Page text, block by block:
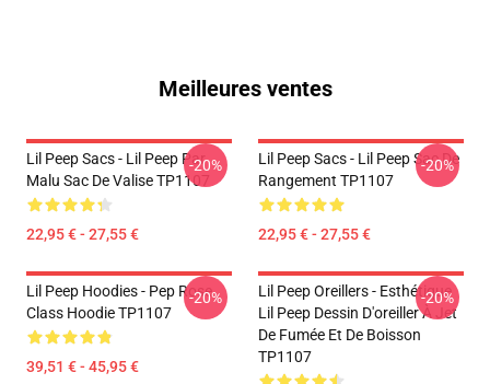
Meilleures ventes
Lil Peep Sacs - Lil Peep Par
Malu Sac De Valise TP1107
22,95 € - 27,55 €
-20%
Lil Peep Sacs - Lil Peep Sac De
Rangement TP1107
22,95 € - 27,55 €
-20%
Lil Peep Hoodies - Pep Rose
Class Hoodie TP1107
39,51 € - 45,95 €
-20%
Lil Peep Oreillers - Esthétique
Lil Peep Dessin D'oreiller À Jet
De Fumée Et De Boisson
TP1107
-20%